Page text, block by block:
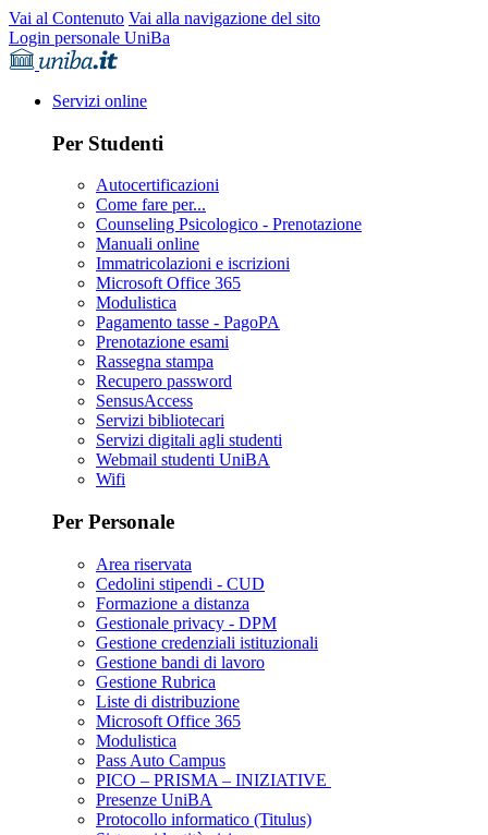
Vai al Contenuto Vai alla navigazione del sito
Login personale UniBa
Servizi online
Per Studenti
Autocertificazioni
Come fare per...
Counseling Psicologico - Prenotazione
Manuali online
Immatricolazioni e iscrizioni
Microsoft Office 365
Modulistica
Pagamento tasse - PagoPA
Prenotazione esami
Rassegna stampa
Recupero password
SensusAccess
Servizi bibliotecari
Servizi digitali agli studenti
Webmail studenti UniBA
Wifi
Per Personale
Area riservata
Cedolini stipendi - CUD
Formazione a distanza
Gestionale privacy - DPM
Gestione credenziali istituzionali
Gestione bandi di lavoro
Gestione Rubrica
Liste di distribuzione
Microsoft Office 365
Modulistica
Pass Auto Campus
PICO – PRISMA – INIZIATIVE
Presenze UniBA
Protocollo informatico (Titulus)